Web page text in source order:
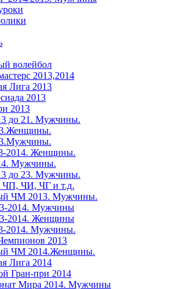
волейбол
2013,2014
Лига 2013
2013
2013
до 21. Мужчины.
2014. Женщины.
Мужчины.
до 23. Мужчины.
ЧП, ЧИ, ЧГ и т.д.
ЧМ 2013. Мужчины.
2014. Мужчины
2014. Женщины
2014. Мужчины.
2013
ЧМ 2014.Женщины.
Лига 2014
Гран-при 2014
Мира 2014. Мужчины